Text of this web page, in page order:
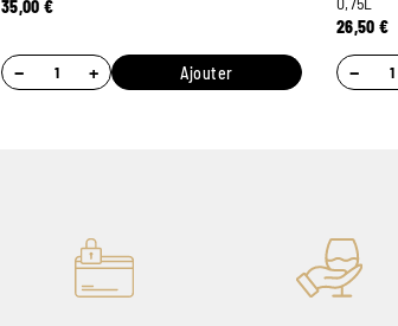
35,00€
− + Ajouter
26,50€
−